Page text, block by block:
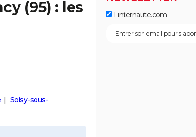
(95) : les
Soisy-sous-
Linternaute.com